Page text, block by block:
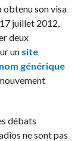
obtenu son visa
juillet 2012,
deux
unsite
générique
débats
ne sont pas